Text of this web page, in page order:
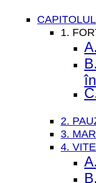
1.
2.
3.
4.